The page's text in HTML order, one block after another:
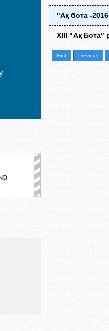
"Ақ бота -
XIII "Ақ Бота"
First Previous